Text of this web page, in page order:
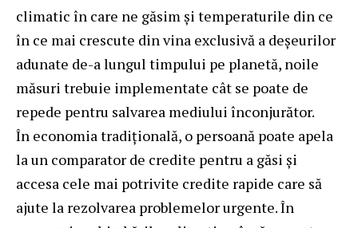
climatic în care ne găsim și temperaturile din ce
în ce mai crescute din vina exclusivă a deșeurilor
adunate de-a lungul timpului pe planetă, noile
măsuri trebuie implementate cât se poate de
repede pentru salvarea mediului înconjurător.
În economia tradițională, o persoană poate apela
la un comparator de credite pentru a găsi și
accesa cele mai potrivite credite rapide care să
ajute la rezolvarea problemelor urgente. În